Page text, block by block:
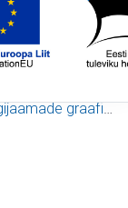
graafikud